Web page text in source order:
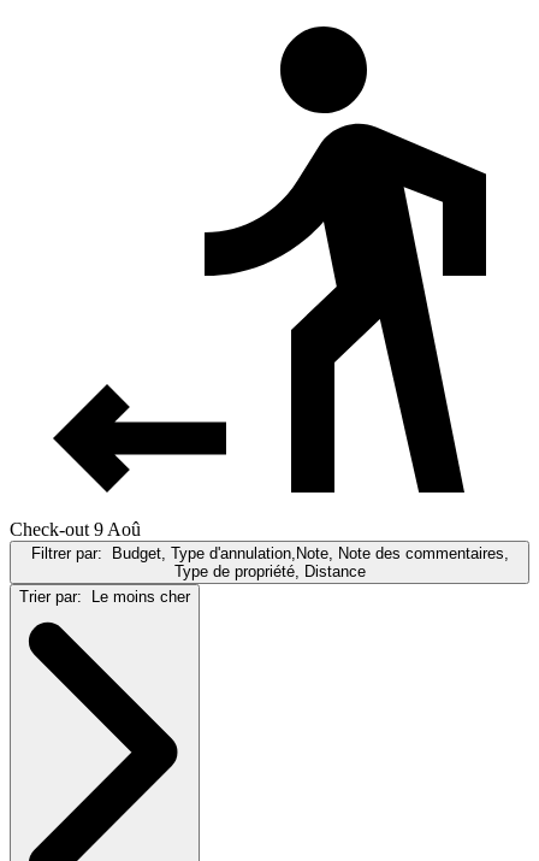
Check-out 9 Aoû
Filtrer par:
Budget, Type d'annulation,Note, Note des commentaires,
Type de propriété, Distance
Trier par:
Le moins cher